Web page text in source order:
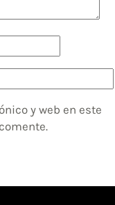
y web en este